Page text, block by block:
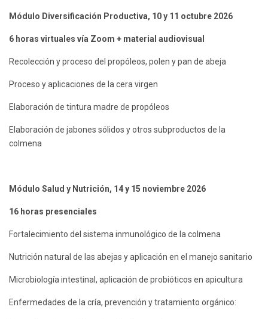
Módulo Diversificación Productiva, 10 y 11 octubre 2026
6 horas virtuales vía Zoom + material audiovisual
Recolección y proceso del propóleos, polen y pan de abeja
Proceso y aplicaciones de la cera virgen
Elaboración de tintura madre de propóleos
Elaboración de jabones sólidos y otros subproductos de la
colmena
Módulo Salud y Nutrición, 14 y 15 noviembre 2026
16 horas presenciales
Fortalecimiento del sistema inmunológico de la colmena
Nutrición natural de las abejas y aplicación en el manejo sanitario
Microbiología intestinal, aplicación de probióticos en apicultura
Enfermedades de la cría, prevención y tratamiento orgánico: